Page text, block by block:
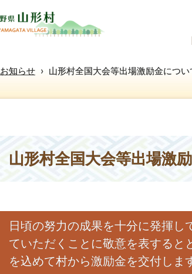
お知らせ › 山形村全国大会等出場激励金につい
山形村全国大会等出場激
日頃の努力の成果を十分に発揮
ていただくことに敬意を表すると
を込めて村から激励金を交付しま